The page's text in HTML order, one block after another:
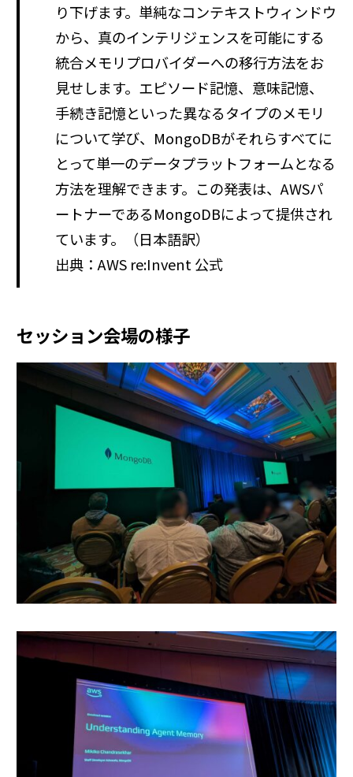
り下げます。単純なコンテキストウィンドウ
から、真のインテリジェンスを可能にする
統合メモリプロバイダーへの移行方法をお
見せします。エピソード記憶、意味記憶、
手続き記憶といった異なるタイプのメモリ
について学び、MongoDBがそれらすべてに
とって単一のデータプラットフォームとなる
方法を理解できます。この発表は、AWSパ
ートナーであるMongoDBによって提供され
ています。（日本語訳）
出典：AWS re:Invent 公式
セッション会場の様子